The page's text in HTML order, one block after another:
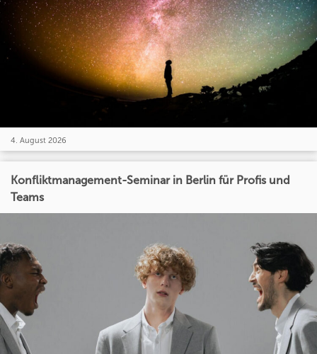
4. August 2026
Konfliktmanagement-Seminar in Berlin für Profis und
Teams